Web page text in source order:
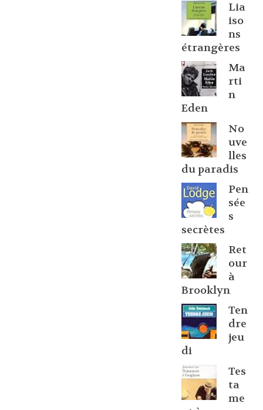
Lia
iso
ns
étrangères
Ma
rti
n
Eden
No
uve
lles
du paradis
Pen
sée
s
secrètes
Ret
our
à
Brooklyn
Ten
dre
jeu
di
Tes
ta
me